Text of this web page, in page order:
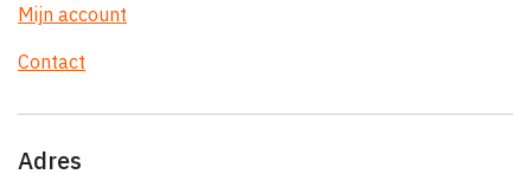
Mijn account
Contact
Adres